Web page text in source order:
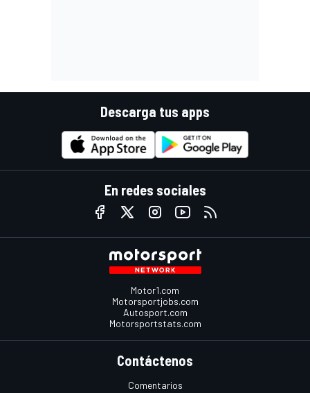
Descarga tus apps
En redes sociales
Motor1.com
Motorsportjobs.com
Autosport.com
Motorsportstats.com
Contáctenos
Comentarios